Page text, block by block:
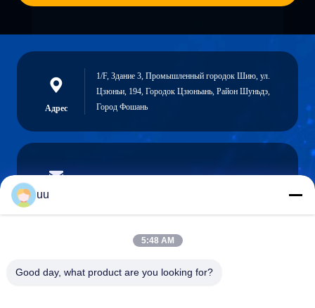
Адрес
1/F, Здание 3, Промышленный городок Шию, ул.
Цзюньи, 194, Городок Цзюньань, Район Шуньдэ,
Город Фошань
Электронная
почта
uu
5:48 AM
Good day, what product are you looking for?